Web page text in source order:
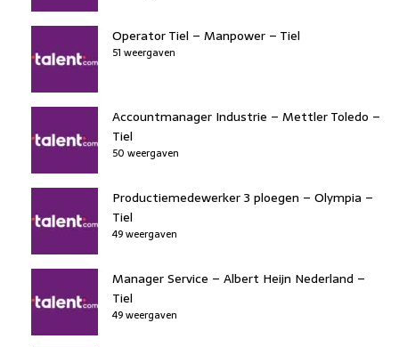
Operator Tiel – Manpower – Tiel
51 weergaven
Accountmanager Industrie – Mettler Toledo –
Tiel
50 weergaven
Productiemedewerker 3 ploegen – Olympia –
Tiel
49 weergaven
Manager Service – Albert Heijn Nederland –
Tiel
49 weergaven